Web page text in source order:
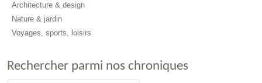
Architecture & design
Nature & jardin
Voyages, sports, loisirs
Rechercher parmi nos chroniques